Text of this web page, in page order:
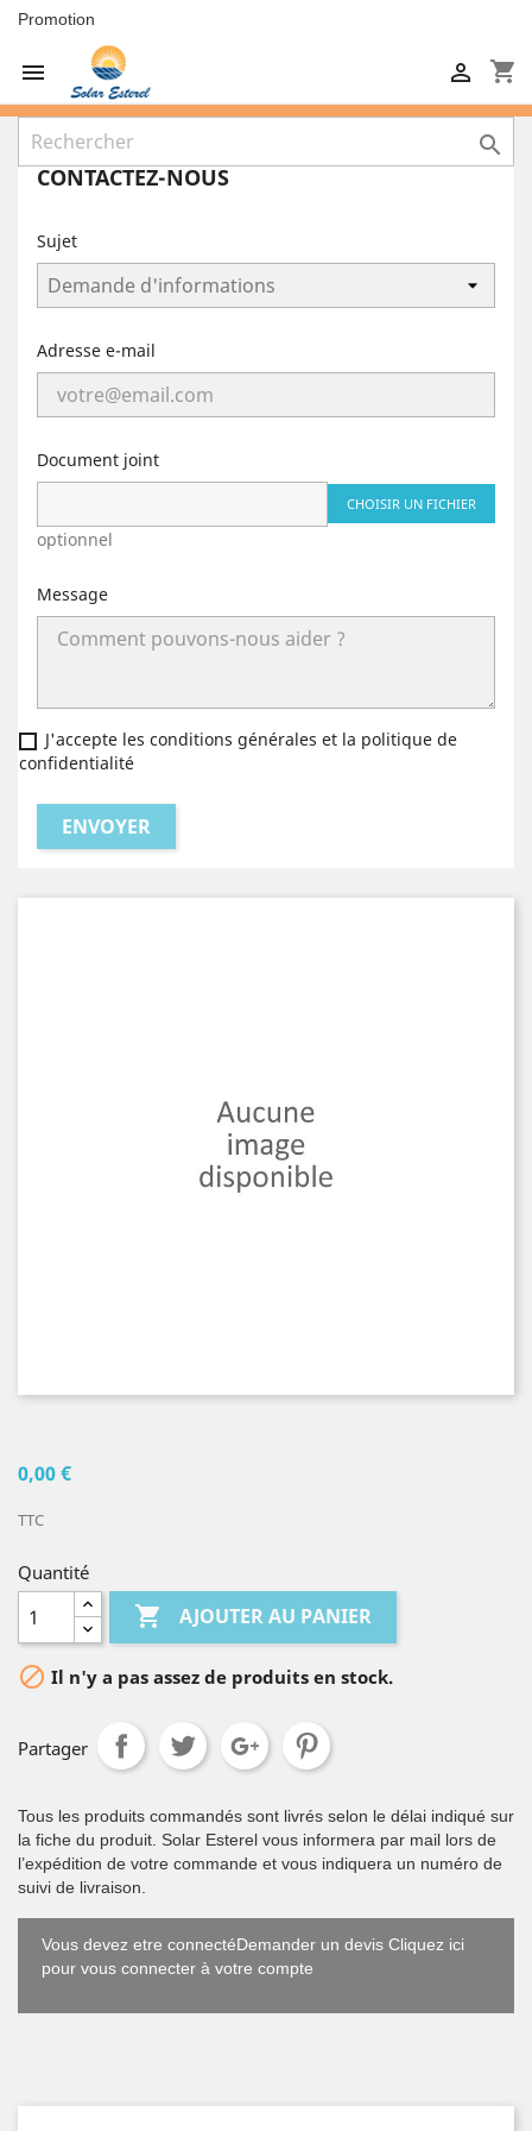
Promotion
 shopping_cart


CONTACTEZ-NOUS
Sujet
Adresse e-mail
Document joint
CHOISIR UN FICHIER
optionnel
Message
J'accepte les conditions générales et la politique de
confidentialité
0,00 €
TTC
Quantité
 AJOUTER AU PANIER
 Il n'y a pas assez de produits en stock.
Partager
Tous les produits commandés sont livrés selon le délai indiqué sur
la fiche du produit. Solar Esterel vous informera par mail lors de
l’expédition de votre commande et vous indiquera un numéro de
suivi de livraison.
Vous devez etre connectéDemander un devis Cliquez ici
pour vous connecter à votre compte